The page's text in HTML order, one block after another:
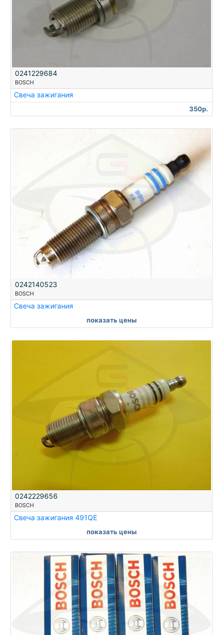
0241229684
BOSCH
Свеча зажигания
350р.
0242140523
BOSCH
Свеча зажигания
показать цены
0242229656
BOSCH
Свеча зажигания 491QE
показать цены